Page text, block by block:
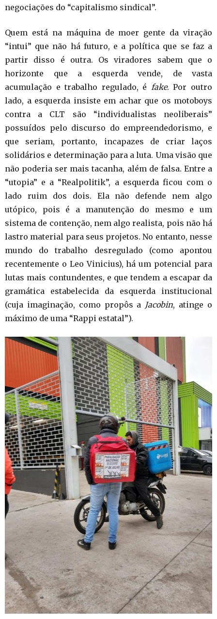
negociações do “capitalismo sindical”.
Quem está na máquina de moer gente da viração
“intui” que não há futuro, e a política que se faz a
partir disso é outra. Os viradores sabem que o
horizonte que a esquerda vende, de vasta
acumulação e trabalho regulado, é fake. Por outro
lado, a esquerda insiste em achar que os motoboys
contra a CLT são “individualistas neoliberais”
possuídos pelo discurso do empreendedorismo, e
que seriam, portanto, incapazes de criar laços
solidários e determinação para a luta. Uma visão que
não poderia ser mais tacanha, além de falsa. Entre a
“utopia” e a “Realpolitik”, a esquerda ficou com o
lado ruim dos dois. Ela não defende nem algo
utópico, pois é a manutenção do mesmo e um
sistema de contenção, nem algo realista, pois não há
lastro material para seus projetos. No entanto, nesse
mundo do trabalho desregulado (como apontou
recentemente o Leo Vinicius), há um potencial para
lutas mais contundentes, e que tendem a escapar da
gramática estabelecida da esquerda institucional
(cuja imaginação, como propôs a Jacobin, atinge o
máximo de uma “Rappi estatal”).